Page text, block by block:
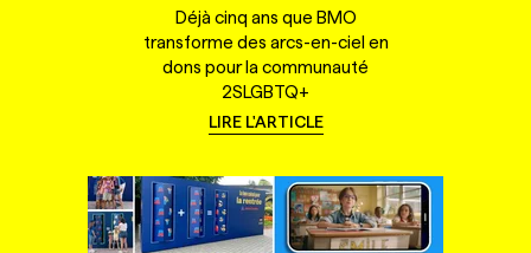
Déjà cinq ans que BMO
transforme des arcs-en-ciel en
dons pour la communauté
2SLGBTQ+
LIRE L'ARTICLE